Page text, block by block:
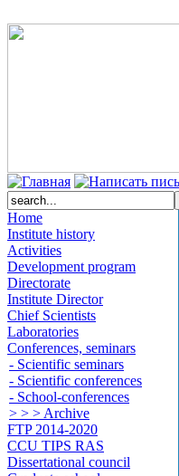
Home
Institute history
Activities
Development program
Directorate
Institute Director
Chief Scientists
Laboratories
Conferences, seminars
- Scientific seminars
- Scientific conferences
- School-conferences
> > > Archive
FTP 2014-2020
CCU TIPS RAS
Dissertational council